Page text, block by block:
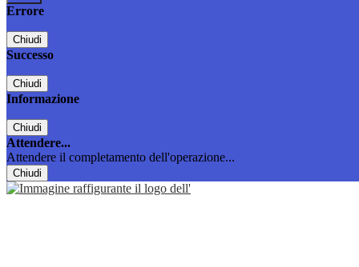
Errore
Chiudi
Successo
Chiudi
Informazione
Chiudi
Attendere...
Attendere il completamento dell'operazione...
Chiudi